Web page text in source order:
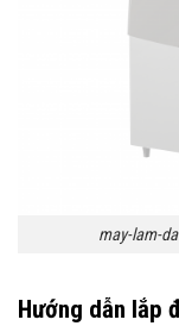
may-lam-
Hướng dẫn lắp